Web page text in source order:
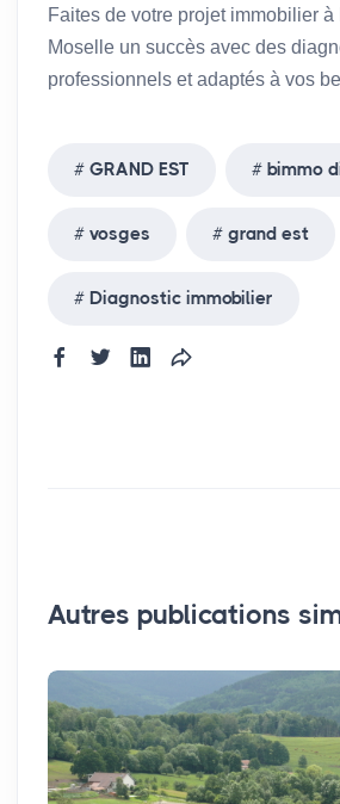
Faites de votre projet immobilier à
Moselle un succès avec des
professionnels et adaptés à vos
GRAND EST bimmo
vosges grand est
Diagnostic immobilier
Autres publications